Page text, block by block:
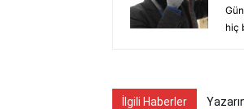
hiç
İlgili Haberler